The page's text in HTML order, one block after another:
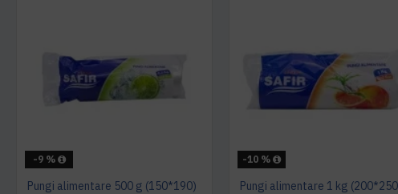
-9 %
Pungi alimentare 500 g (150*190)
-10 %
Pungi alimentare 1 kg